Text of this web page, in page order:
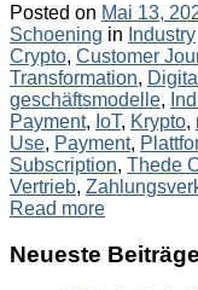
Posted on Mai 13,
Schoening in Industry
Crypto, Customer
Transformation,
geschäftsmodelle,
Payment, IoT, Krypto,
Use, Payment,
Subscription, Thede
Vertrieb,
Read more
Neueste Beiträge